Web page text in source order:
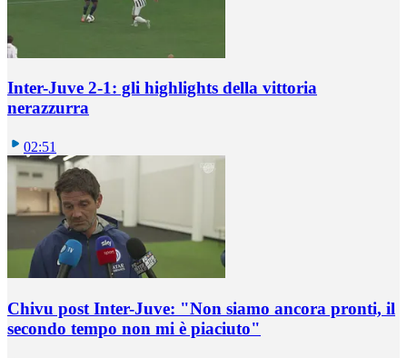
Inter-Juve 2-1: gli highlights della vittoria
nerazzurra
02:51
Chivu post Inter-Juve: "Non siamo ancora pronti, il
secondo tempo non mi è piaciuto"